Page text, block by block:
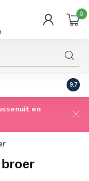
0
9.7
en